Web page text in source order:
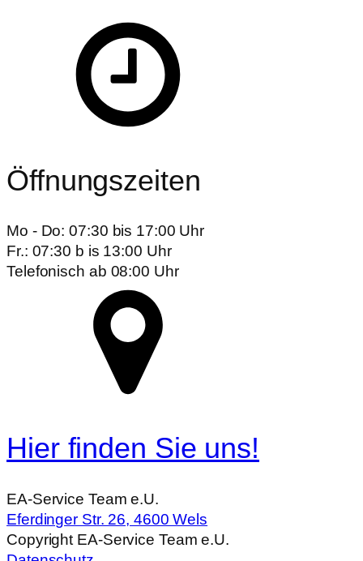
Öffnungszeiten
Mo - Do: 07:30 bis 17:00 Uhr
Fr.: 07:30 b is 13:00 Uhr
Telefonisch ab 08:00 Uhr
Hier finden Sie uns!
EA-Service Team e.U.
Eferdinger Str. 26, 4600 Wels
Copyright EA-Service Team e.U.